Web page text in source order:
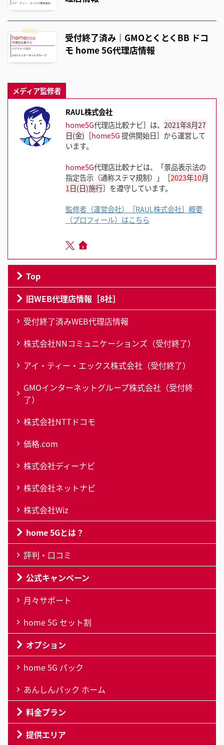
受付終了済み｜GMOとくとくBB ドコ
モ home 5G代理店情報
メディア監修者
RAUL株式会社
home5G代理店比較ナビ］は、 2021年8月27
日(金) ［home5G提供開始日］から運営して
います。
home5G代理店比較ナビは、「景品表示法の
指定告示（通称ステマ規制）」［2023年10月
1 日(日)施行］を遵守しています。
監修者（運営会社）［RAUL株式会社］概要
（プロフィール）はこちら
Top
旧WEB代理店情報［8社］
受付終了済みWEB代理店情報
株式会社NNコミュニケーションズ（受付終了）
アイ・ティー・エックス株式会社（受付終了）
GMOインターネットグループ株式会社（受付終
了）
株式会社NTTドコモ
価格.com
株式会社ディーナビ
株式会社ネットナビ
株式会社Wiz
home 5Gとは？
評判・口コミ
公式キャンペーン
月々サポート
home 5G セット割
オプション
home 5G パック
あんしんパック ホーム
料金プラン
提供エリア